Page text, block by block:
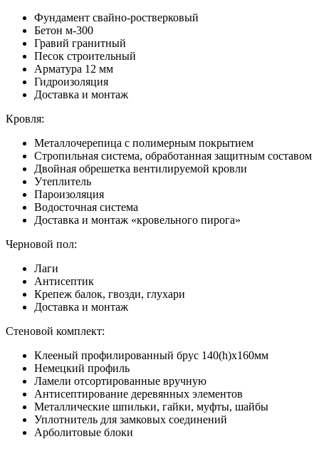
Фундамент свайно-ростверковый
Бетон м-300
Гравий гранитный
Песок строительный
Арматура 12 мм
Гидроизоляция
Доставка и монтаж
Кровля:
Металлочерепица с полимерным покрытием
Стропильная система, обработанная защитным составом
Двойная обрешетка вентилируемой кровли
Утеплитель
Пароизоляция
Водосточная система
Доставка и монтаж «кровельного пирога»
Черновой пол:
Лаги
Антисептик
Крепеж балок, гвозди, глухари
Доставка и монтаж
Стеновой комплект:
Клееный профилированный брус 140(h)x160мм
Немецкий профиль
Ламели отсортированные вручную
Антисептирование деревянных элементов
Металлические шпильки, гайки, муфты, шайбы
Уплотнитель для замковых соединений
Арболитовые блоки